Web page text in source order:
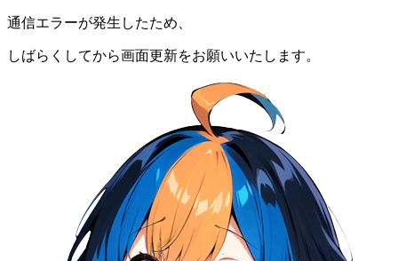
通信エラーが発生したため、
しばらくしてから画面更新をお願いいたします。